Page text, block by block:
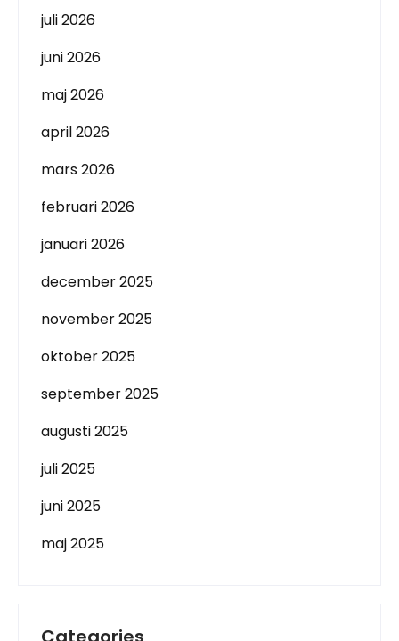
juli 2026
juni 2026
maj 2026
april 2026
mars 2026
februari 2026
januari 2026
december 2025
november 2025
oktober 2025
september 2025
augusti 2025
juli 2025
juni 2025
maj 2025